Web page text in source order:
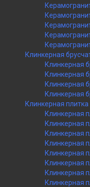
Клинкерная
Клинкерная
Клинкерная
Клинкерная
Клинкерная
Клинкерная плитка
Клинкерная
Клинкерная
Клинкерная
Клинкерная
Клинкерная
Клинкерная
Клинкерная
Клинкерная